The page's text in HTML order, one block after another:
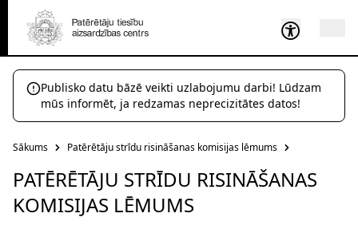
Publisko datu bāzē veikti uzlabojumu darbi! Lūdzam
mūs informēt, ja redzamas neprecizitātes datos!
Sākums Patērētāju strīdu risināšanas komisijas lēmums
PATĒRĒTĀJU STRĪDU RISINĀŠANAS
KOMISIJAS LĒMUMS